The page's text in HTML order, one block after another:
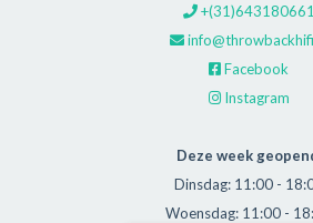
+(31)643180661
Facebook
Instagram
Deze week
Dinsdag: 11:00 -
Woensdag: 11:00 -